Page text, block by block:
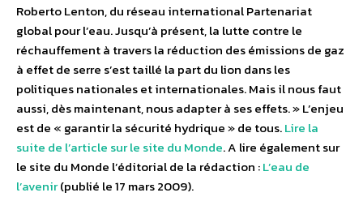
Roberto Lenton, du réseau international Partenariat
global pour l’eau. Jusqu’à présent, la lutte contre le
réchauffement à travers la réduction des émissions de gaz
à effet de serre s’est taillé la part du lion dans les
politiques nationales et internationales. Mais il nous faut
aussi, dès maintenant, nous adapter à ses effets. » L’enjeu
est de « garantir la sécurité hydrique » de tous.Lire la
suite de l’article sur le site du Monde. A lire également sur
le site du Monde l’éditorial de la rédaction :L’eau de
l’avenir(publié le 17 mars 2009).